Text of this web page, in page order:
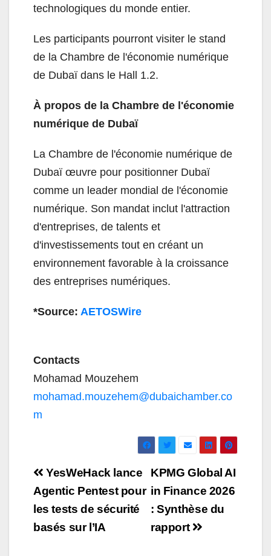
technologiques du monde entier.
Les participants pourront visiter le stand
de la Chambre de l'économie numérique
de Dubaï dans le Hall 1.2.
À propos de la Chambre de l'économie
numérique de Dubaï
La Chambre de l'économie numérique de
Dubaï œuvre pour positionner Dubaï
comme un leader mondial de l'économie
numérique. Son mandat inclut l'attraction
d'entreprises, de talents et
d'investissements tout en créant un
environnement favorable à la croissance
des entreprises numériques.
*Source: AETOSWire
Contacts
Mohamad Mouzehem
mohamad.mouzehem@dubaichamber.co
m
Navigation
de
l’article
KPMG Global AI
in Finance 2026
: Synthèse du
rapport
YesWeHack lance
Agentic Pentest pour
les tests de sécurité
basés sur l’IA